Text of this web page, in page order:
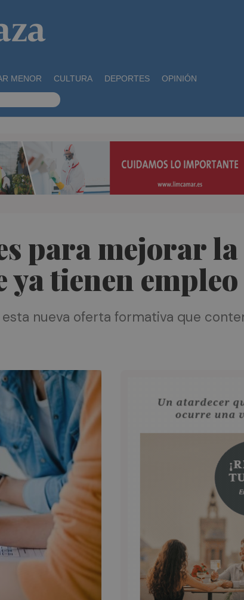
MENOR CULTURA DEPORTES OPINIÓN
para mejorar la
tienen empleo
nueva oferta formativa que